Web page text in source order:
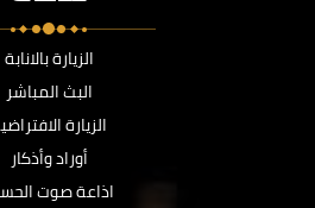
الزيارة بالانابة
البث المباشر
الزيارة
أوراد وأذكار
اذاعة صوت